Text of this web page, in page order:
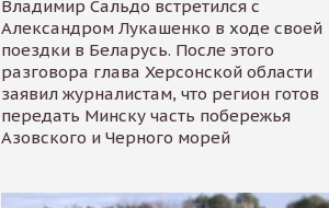
Владимир Сальдо встретился с
Александром Лукашенко в ходе своей
поездки в Беларусь. После этого
разговора глава Херсонской области
заявил журналистам, что регион готов
передать Минску часть побережья
Азовского и Черного морей